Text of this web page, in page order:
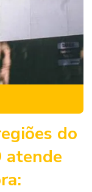
do
atende